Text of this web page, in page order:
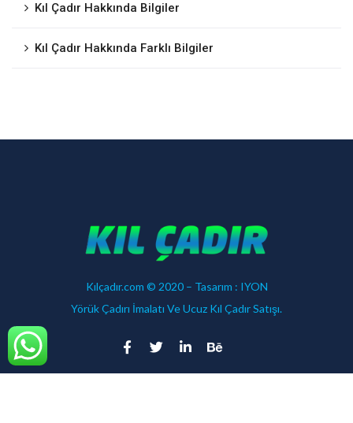
Kıl Çadır Hakkında Bilgiler
Kıl Çadır Hakkında Farklı Bilgiler
Kılçadır.com © 2020 – Tasarım : IYON
Yörük Çadırı İmalatı Ve Ucuz Kıl Çadır Satışı.